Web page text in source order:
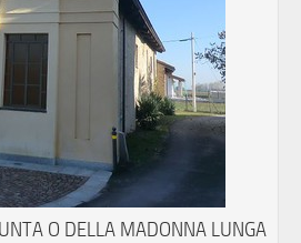
O DELLA MADONNA LUNGA